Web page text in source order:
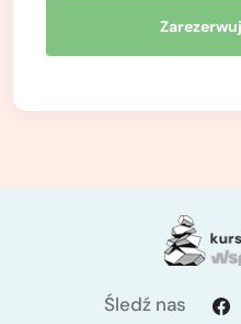
Śledź nas